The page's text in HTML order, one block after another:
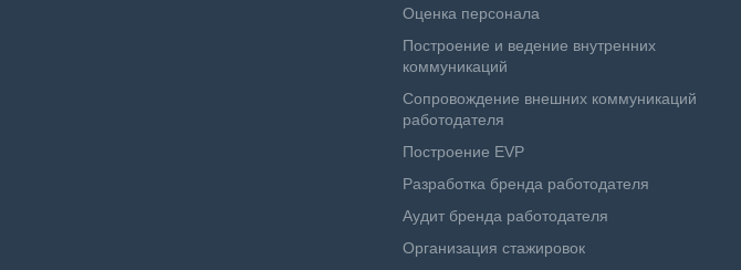
Оценка персонала
Построение и ведение внутренних
коммуникаций
Сопровождение внешних коммуникаций
работодателя
Построение EVP
Разработка бренда работодателя
Аудит бренда работодателя
Организация стажировок